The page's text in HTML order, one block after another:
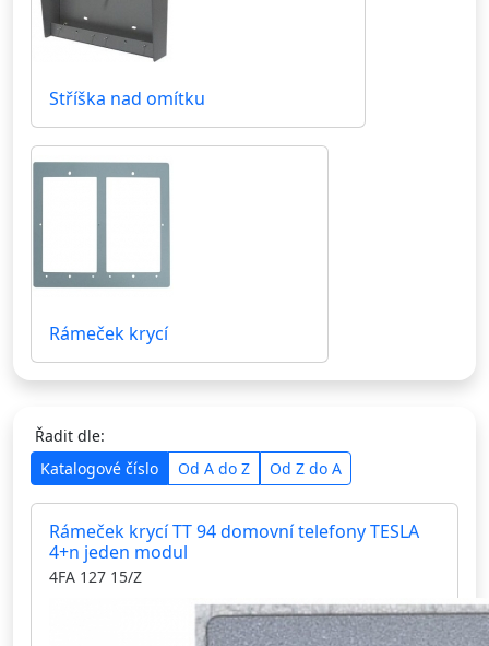
Stříška nad omítku
Rámeček krycí
Řadit dle:
Katalogové číslo
Od A do Z Od Z do A
Rámeček krycí TT 94 domovní telefony TESLA
4+n jeden modul
4FA 127 15/Z